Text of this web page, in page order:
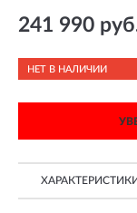
241 990
НЕТ В НАЛИЧИИ